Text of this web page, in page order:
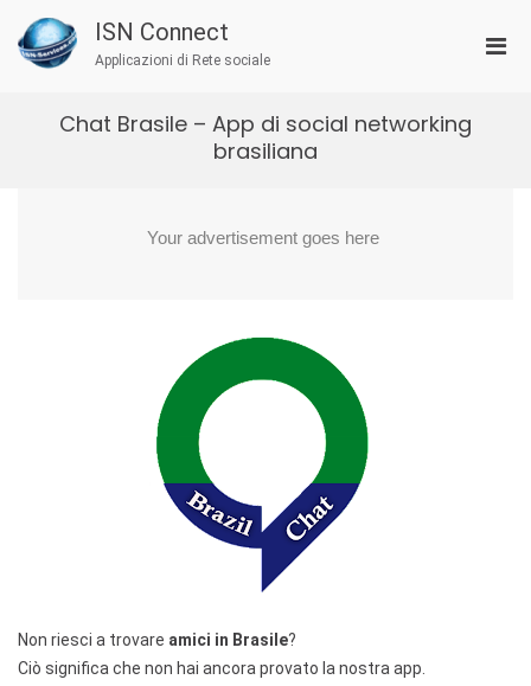
contenuto
ISN Connect
Applicazioni di Rete sociale
Chat Brasile – App di social networking
brasiliana
Non riesci a trovare amici in Brasile?
Ciò significa che non hai ancora provato la nostra app.